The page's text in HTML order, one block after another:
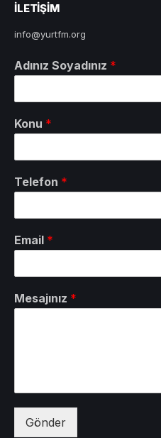
ILETIŞIM
info@yurtfm.org
Adınız Soyadınız *
Konu *
Telefon *
Email *
Mesajınız *
Gönder